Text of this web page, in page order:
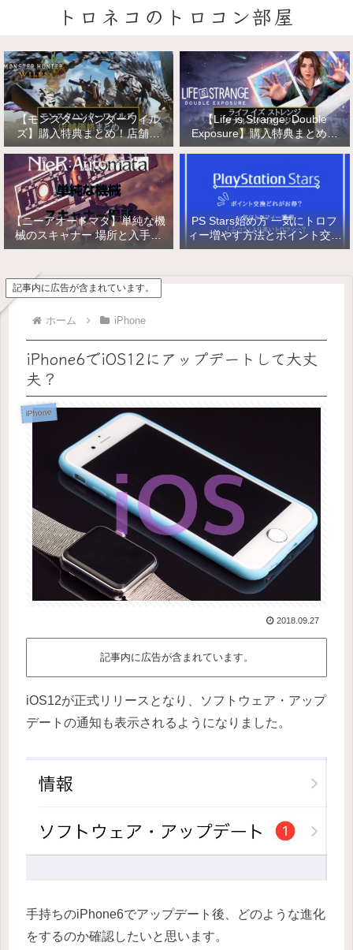
トロネコのトロコン部屋
【モンスターハンターワイル
ズ】購入特典まとめ！店舗特
典・店舗価格比較！
【Life is Strange: Double
Exposure】購入特典まとめ！
店舗特典・店舗価格比較！ライ
スポージャー
【ニーアオートマタ】単純な機
械のスキャナー 場所と入手方
法/複雑な機械と精巧な機械の
PS Stars始め方 一気にトロフ
ィー増やす方法とポイント交換
【PlayStation Stars】
記事内に広告が含まれています。
ホーム iPhone
iPhone6でiOS12にアップデートして大丈
夫？
iPhone
2018.09.27
記事内に広告が含まれています。
iOS12が正式リリースとなり、ソフトウェア・アップ
デートの通知も表示されるようになりました。
手持ちのiPhone6でアップデート後、どのような進化
をするのか確認したいと思います。